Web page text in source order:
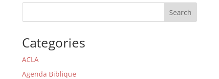
Search
Categories
ACLA
Agenda Biblique